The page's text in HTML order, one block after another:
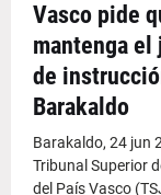
Vasco pide
mantenga el
de
Barakaldo
Barakaldo, 24 jun
Tribunal Superior
del País Vasco